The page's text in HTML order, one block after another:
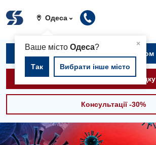
Одеса
×
Ваше містоОдеса?
Так Вибрати інше місто
Записатися на прийом
Викликати швидку
Консультації -30%